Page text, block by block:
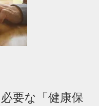
要な「健康保